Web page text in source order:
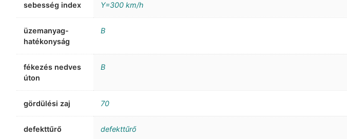
sebesség index Y=300 km/h
üzemanyag-
hatékonyság
B
fékezés nedves
úton
B
gördülési zaj 70
defekttűrő defekttűrő